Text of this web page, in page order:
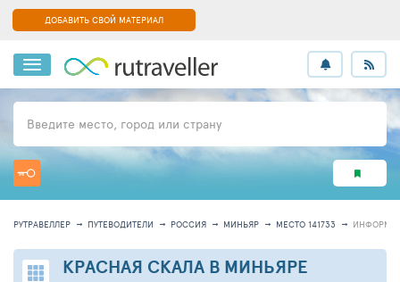
ДОБАВИТЬ СВОЙ МАТЕРИАЛ
Введите место, город или страну
РУТРАВЕЛЛЕР ПУТЕВОДИТЕЛИ РОССИЯ МИНЬЯР МЕСТО 141733
КРАСНАЯ СКАЛА В МИНЬЯРЕ